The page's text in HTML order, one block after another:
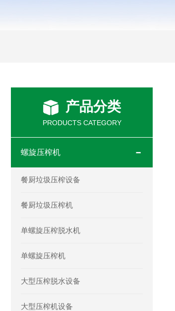
产品分类
PRODUCTS CATEGORY
螺旋压榨机
餐厨垃圾压榨设备
餐厨垃圾压榨机
单螺旋压榨脱水机
单螺旋压榨机
大型压榨脱水设备
大型压榨机设备